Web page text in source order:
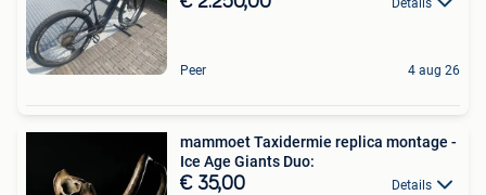
Peer 4 aug 26
mammoet Taxidermie replica montage -
Ice Age Giants Duo:
€ 35,00 Details